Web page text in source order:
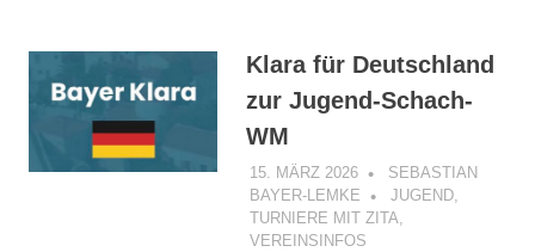
Klara für Deutschland
zur Jugend-Schach-
WM
15. MÄRZ 2026
SEBASTIAN
BAYER-LEMKE
JUGEND,
TURNIERE MIT ZITA,
VEREINSINFOS